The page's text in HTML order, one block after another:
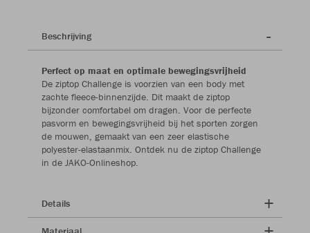
Beschrijving
Perfect op maat en optimale bewegingsvrijheid
De ziptop Challenge is voorzien van een body met
zachte fleece-binnenzijde. Dit maakt de ziptop
bijzonder comfortabel om dragen. Voor de perfecte
pasvorm en bewegingsvrijheid bij het sporten zorgen
de mouwen, gemaakt van een zeer elastische
polyester-elastaanmix. Ontdek nu de ziptop Challenge
in de JAKO-Onlineshop.
Details